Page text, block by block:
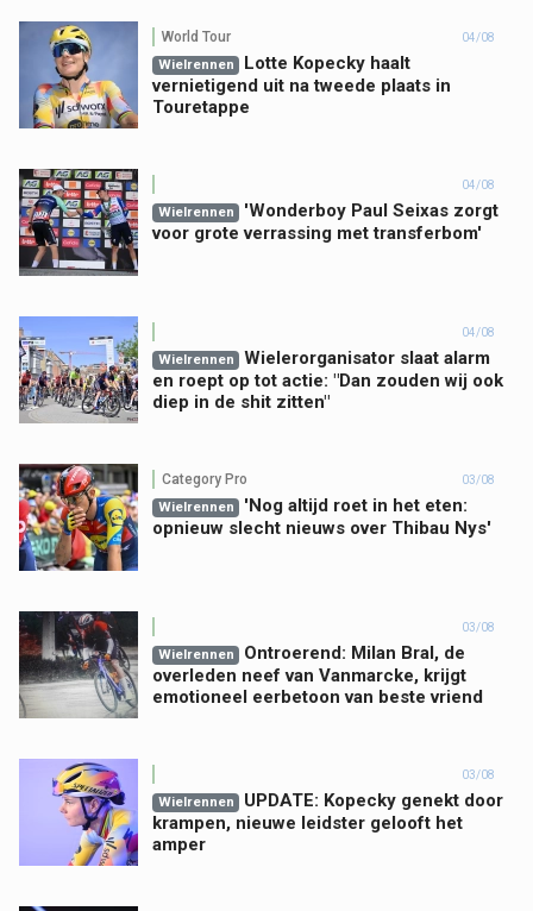
World Tour 04/08
Wielrennen
Lotte Kopecky haalt
vernietigend uit na tweede plaats in
Touretappe
04/08
Wielrennen
'Wonderboy Paul Seixas zorgt
voor grote verrassing met transferbom'
04/08
Wielrennen
Wielerorganisator slaat alarm
en roept op tot actie: "Dan zouden wij ook
diep in de shit zitten"
Category Pro 03/08
Wielrennen
'Nog altijd roet in het eten:
opnieuw slecht nieuws over Thibau Nys'
03/08
Wielrennen
Ontroerend: Milan Bral, de
overleden neef van Vanmarcke, krijgt
emotioneel eerbetoon van beste vriend
03/08
Wielrennen
UPDATE: Kopecky genekt door
krampen, nieuwe leidster gelooft het
amper